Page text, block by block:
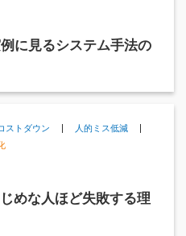
に見るシステム手法の
ストダウン
人的ミス低減
めな人ほど失敗する理